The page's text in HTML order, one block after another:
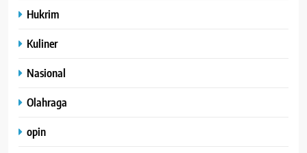
Hukrim
Kuliner
Nasional
Olahraga
opin